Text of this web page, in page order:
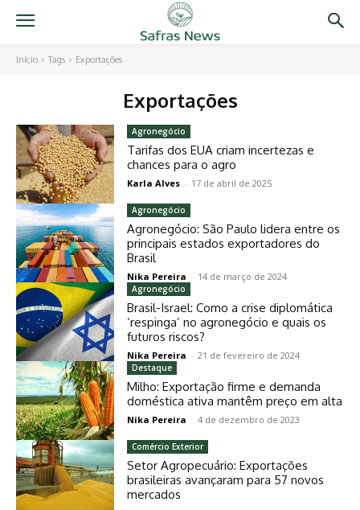
Início Tags Exportações
Exportações
Agronegócio
Tarifas dos EUA criam incertezas e
chances para o agro
Karla Alves - 17 de abril de 2025
Agronegócio
Agronegócio: São Paulo lidera entre os
principais estados exportadores do
Brasil
Nika Pereira - 14 de março de 2024
Agronegócio
Brasil-Israel: Como a crise diplomática
‘respinga’ no agronegócio e quais os
futuros riscos?
Nika Pereira - 21 de fevereiro de 2024
Destaque
Milho: Exportação firme e demanda
doméstica ativa mantêm preço em alta
Nika Pereira - 4 de dezembro de 2023
Comércio Exterior
Setor Agropecuário: Exportações
brasileiras avançaram para 57 novos
mercados